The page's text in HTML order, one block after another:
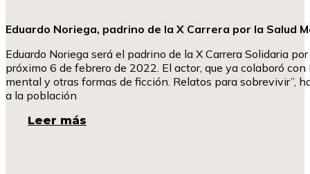
Eduardo Noriega, padrino de la X Carrera por la Salud
Eduardo Noriega será el padrino de la X Carrera Solidaria
próximo 6 de febrero de 2022. El actor, que ya colaboró
mental y otras formas de ficción. Relatos para sobrevivir”,
a la población
Leer más